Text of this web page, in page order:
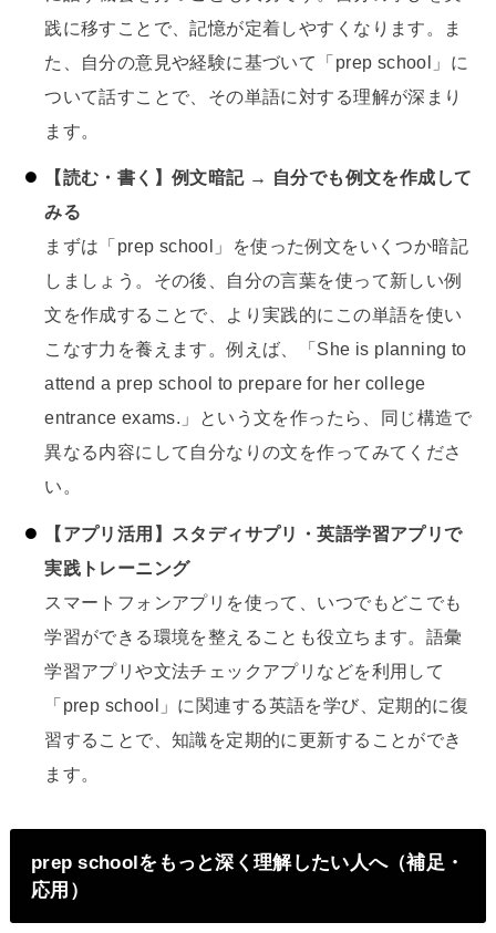
践に移すことで、記憶が定着しやすくなります。ま
た、自分の意見や経験に基づいて「prep school」に
ついて話すことで、その単語に対する理解が深まり
ます。
【読む・書く】例文暗記 → 自分でも例文を作成して
みる
まずは「prep school」を使った例文をいくつか暗記
しましょう。その後、自分の言葉を使って新しい例
文を作成することで、より実践的にこの単語を使い
こなす力を養えます。例えば、「She is planning to
attend a prep school to prepare for her college
entrance exams.」という文を作ったら、同じ構造で
異なる内容にして自分なりの文を作ってみてくださ
い。
【アプリ活用】スタディサプリ・英語学習アプリで
実践トレーニング
スマートフォンアプリを使って、いつでもどこでも
学習ができる環境を整えることも役立ちます。語彙
学習アプリや文法チェックアプリなどを利用して
「prep school」に関連する英語を学び、定期的に復
習することで、知識を定期的に更新することができ
ます。
prep schoolをもっと深く理解したい人へ（補足・
応用）